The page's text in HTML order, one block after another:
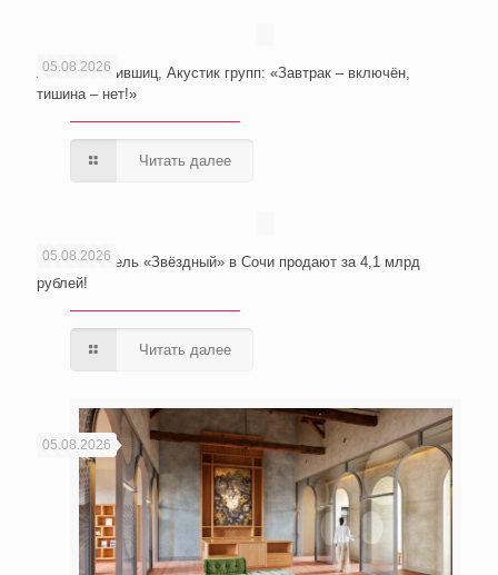
05.08.2026
Анатолий Лившиц, Акустик групп: «Завтрак – включён,
тишина – нет!»
Читать далее
05.08.2026
Wellness-отель «Звёздный» в Сочи продают за 4,1 млрд
рублей!
Читать далее
05.08.2026